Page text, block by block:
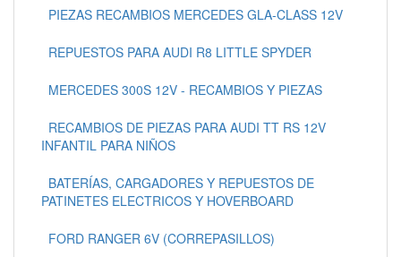
PIEZAS RECAMBIOS MERCEDES GLA-CLASS 12V
REPUESTOS PARA AUDI R8 LITTLE SPYDER
MERCEDES 300S 12V - RECAMBIOS Y PIEZAS
RECAMBIOS DE PIEZAS PARA AUDI TT RS 12V
INFANTIL PARA NIÑOS
BATERÍAS, CARGADORES Y REPUESTOS DE
PATINETES ELECTRICOS Y HOVERBOARD
FORD RANGER 6V (CORREPASILLOS)